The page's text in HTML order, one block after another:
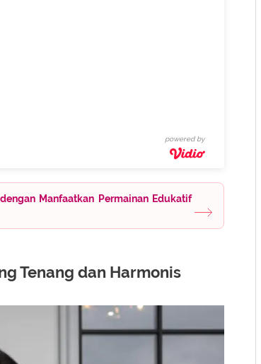
powered by
Manfaatkan Permainan Edukatif
Tenang dan Harmonis